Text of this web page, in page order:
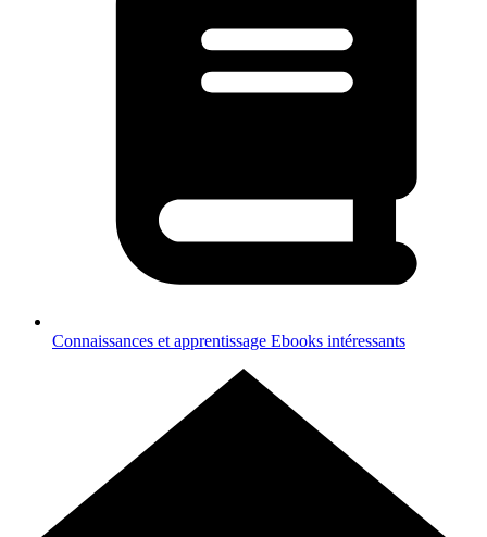
Connaissances et apprentissage Ebooks intéressants